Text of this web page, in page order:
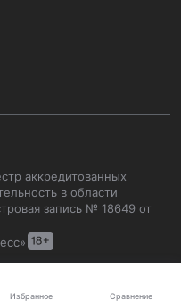
Избранное Сравнение
аккредитованных
в области
запись № 18649 от